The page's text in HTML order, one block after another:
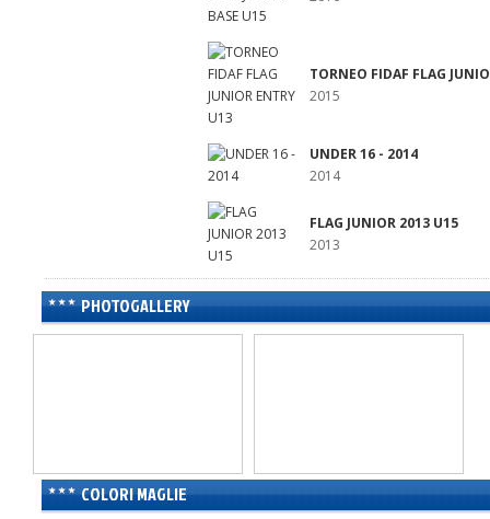
TORNEO FIDAF FLAG
2015
UNDER 16 - 2014
2014
FLAG JUNIOR 2013 U15
2013
PHOTOGALLERY
COLORI MAGLIE